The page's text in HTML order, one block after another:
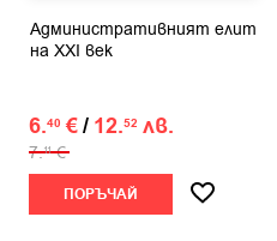
Административният елит
на XXI век
6.40 €/ 12.52 лв.
7.11 €
ПОРЪЧАЙ